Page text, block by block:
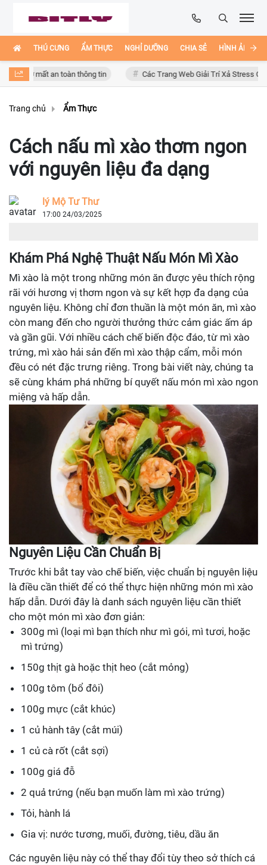
THÚ CƯNG ẨM THỰC NGHỈ DƯỠNG CHIA SẺ HÌNH ẢNH
an toàn thông tin Các Trang Web Giải Trí Xả Stress Cực Hay Ho
Trang chủ Ẩm Thực
Cách nấu mì xào thơm ngon
với nguyên liệu đa dạng
lý Mộ Tư Thư
17:00 24/03/2025
Khám Phá Nghệ Thuật Nấu Món Mì Xào
Mì xào là một trong những món ăn được yêu thích rộng
rãi với hương vị thơm ngon và sự kết hợp đa dạng của
nguyên liệu. Không chỉ đơn thuần là một món ăn, mì xào
còn mang đến cho người thưởng thức cảm giác ấm áp
và gần gũi. Với nhiều cách chế biến độc đáo, từ mì xào
trứng, mì xào hải sản đến mì xào thập cẩm, mỗi món
đều có nét đặc trưng riêng. Trong bài viết này, chúng ta
sẽ cùng khám phá những bí quyết nấu món mì xào ngon
miệng và hấp dẫn.
Nguyên Liệu Cần Chuẩn Bị
Trước khi bắt tay vào chế biến, việc chuẩn bị nguyên liệu
là điều cần thiết để có thể thực hiện những món mì xào
hấp dẫn. Dưới đây là danh sách nguyên liệu cần thiết
cho một món mì xào đơn giản:
300g mì (loại mì bạn thích như mì gói, mì tươi, hoặc
mì trứng)
150g thịt gà hoặc thịt heo (cắt mỏng)
100g tôm (bổ đôi)
100g mực (cắt khúc)
1 củ hành tây (cắt múi)
1 củ cà rốt (cắt sợi)
100g giá đỗ
2 quả trứng (nếu bạn muốn làm mì xào trứng)
Tỏi, hành lá
Gia vị: nước tương, muối, đường, tiêu, dầu ăn
Các nguyên liệu này có thể thay đổi tùy theo sở thích cá